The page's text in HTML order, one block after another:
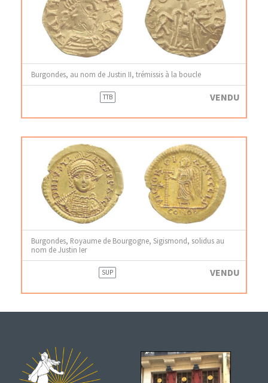
Burgondes, au nom de Justin II, trémissis à la boucle
TTB VENDU
Burgondes, Royaume de Bourgogne, Sigismond, solidus au
nom de Justin Ier
SUP VENDU